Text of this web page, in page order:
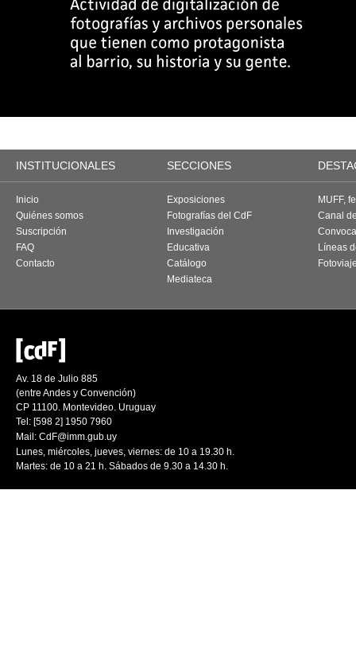
INSTITUCIONALES SECCIONES
Inicio
Quiénes somos
Suscripción
FAQ
Contacto
Exposiciones
Fotografías del CdF
Investigación
Educativa
Catálogo
Mediateca
MUFF,
Canal
Líneas
Av. 18 de Julio 885
(entre Andes y Convención)
CP 11100. Montevideo. Uruguay
Tel: [598 2] 1950 7960
Mail: CdF@imm.gub.uy
Lunes, miércoles, jueves, viernes: de 10 a 19.30 h.
Martes: de 10 a 21 h. Sábados de 9.30 a 14.30 h.